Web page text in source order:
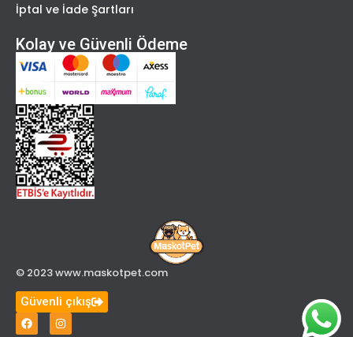
İptal ve İade Şartları
Kolay ve Güvenli Ödeme
© 2023 www.maskotpet.com
Güvenli çıkış